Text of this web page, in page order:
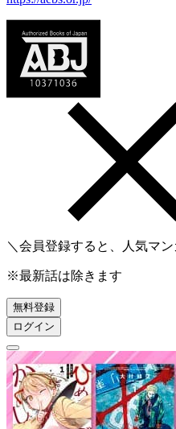
＼会員登録すると、人気マ
※最新話は除きます
無料登録
ログイン